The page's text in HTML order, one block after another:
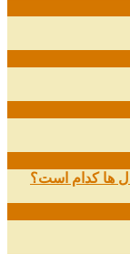
ها کدام است؟